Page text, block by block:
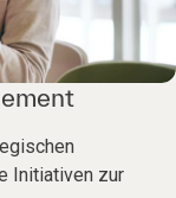
Initiativen zur